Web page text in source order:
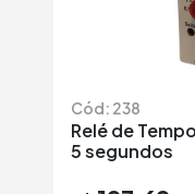
Cód: 238
Relé de
5 segundos